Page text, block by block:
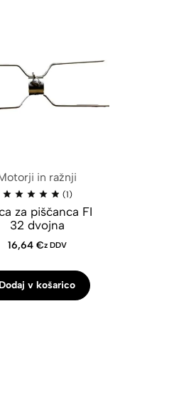
in ražnji
(1)
za piščanca FI
32 dvojna
16,64 €z DDV
Dodaj v košarico